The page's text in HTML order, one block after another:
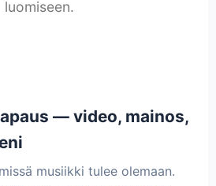
luomiseen.
— video, mainos,
musiikki tulee olemaan.